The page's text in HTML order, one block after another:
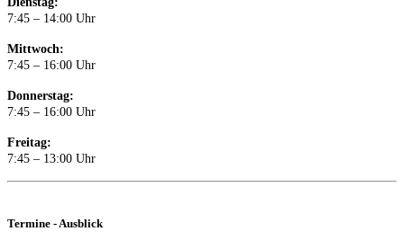
7:45 – 14:00 Uhr
Mittwoch:
7:45 – 16:00 Uhr
Donnerstag:
7:45 – 16:00 Uhr
Freitag:
7:45 – 13:00 Uhr
Termine - Ausblick